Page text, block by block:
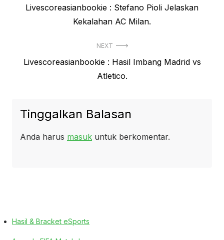
pos
Previous
Livescoreasianbookie : Stefano Pioli Jelaskan
Kekalahan AC Milan.
NEXT
Next
Livescoreasianbookie : Hasil Imbang Madrid vs
Atletico.
Tinggalkan Balasan
Anda harus masuk untuk berkomentar.
Hasil & Bracket eSports